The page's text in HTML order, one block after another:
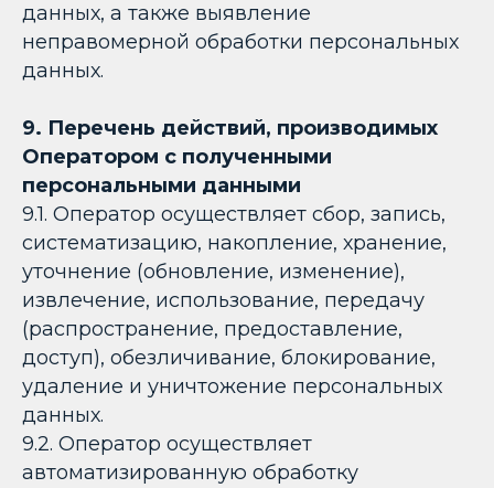
данных, а также выявление
неправомерной обработки персональных
данных.
9. Перечень действий, производимых
Оператором с полученными
персональными данными
9.1. Оператор осуществляет сбор, запись,
систематизацию, накопление, хранение,
уточнение (обновление, изменение),
извлечение, использование, передачу
(распространение, предоставление,
доступ), обезличивание, блокирование,
удаление и уничтожение персональных
данных.
9.2. Оператор осуществляет
автоматизированную обработку